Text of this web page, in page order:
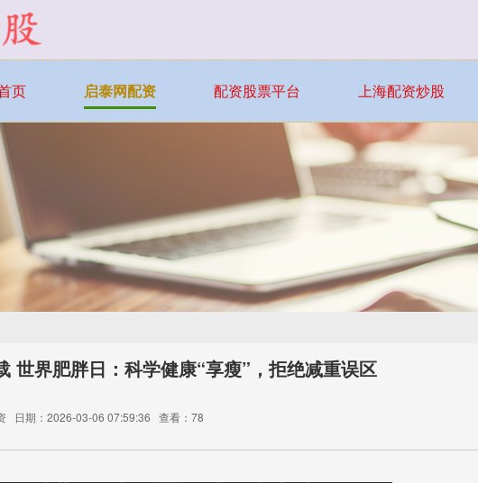
页 启泰网配资 配资股票平台 上海配资炒股
世界肥胖日：科学健康“享瘦”，拒绝减重误区
日期：2026-03-06 07:59:36 查看：78